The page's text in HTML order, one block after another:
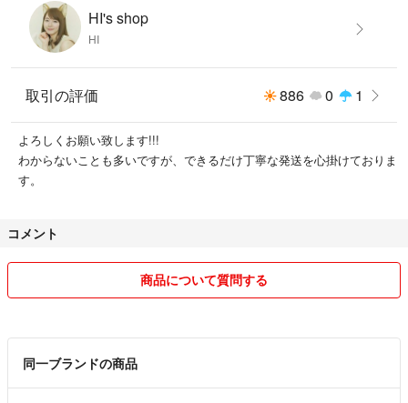
#ポイント消化 #牛丼 #安い #FamiPay
#10倍 #安い #クリレス #ファミレス #かごの屋 #磯丸水産 #鳥良 #鳥良商
検索タグ⭐︎
夜マック 無料券 ポイント消化 マクドナルド 株主優待 スタジオアリ
ス マック 西松屋 優待券 新品 未使用 トレーナー 肌着 3000 500
0 マクドナルド モスバーガー ドトール 不二家 ロイヤル ホスト かつ
ホールディングス 日高屋 リンガーハット 一家ダイニングプロジェクト D
D DDホールディングス アークランドサービス ロック フィールド ニト
リ 業務スーパー 神戸物産 マルエツ イオン ジョイフル本田 スギ薬局 サツ
ドラ ツルハ コスモス ウエルシア クリエイトSD コジマ エディオン JOS
ポ アルペン ASBee 東京ドーム 千趣会
HI's shop
HI
取引の評価 886 0 1
よろしくお願い致します!!!
わからないことも多いですが、できるだけ丁寧な発送を心掛けておりま
す。
コメント
商品について質問する
同一ブランドの商品